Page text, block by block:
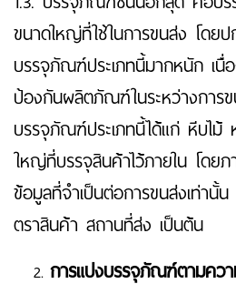
ขนาดใหญ่ที่ใช้ในการขนส่ง โดยป
บรรจุภัณฑ์ประเภทนี้มากหนัก เนื่
ป้องกันผลิตภัณฑ์ในระหว่างการ
บรรจุภัณฑ์ประเภทนี้ได้แก่ หีบไม้
ใหญ่ที่บรรจุสินค้าไว้ภายใน โดย
ข้อมูลที่จำเป็นต่อการขนส่งเท่านั้
ตราสินค้า สถานที่ส่ง เป็นต้น
การแบ่งบรรจุภัณฑ์ตามคว